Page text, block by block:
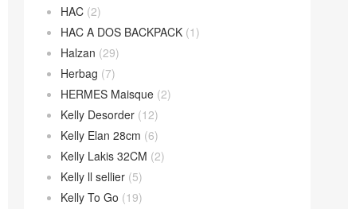
HAC (2)
HAC A DOS BACKPACK (1)
Halzan (29)
Herbag (7)
HERMES Maisque (2)
Kelly Desorder (12)
Kelly Elan 28cm (6)
Kelly Lakis 32CM (2)
Kelly ll sellier (5)
Kelly To Go (19)